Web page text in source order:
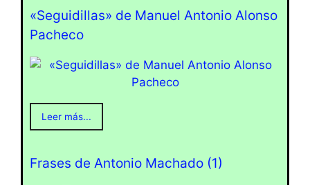
«Seguidillas» de Manuel Antonio Alonso
Pacheco
Leer más...
Frases de Antonio Machado (1)